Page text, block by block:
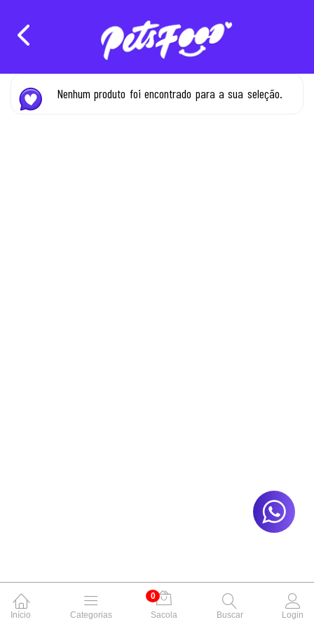
Nenhum produto foi encontrado para a sua seleção.
Início Categorias
0
Sacola
Buscar Login